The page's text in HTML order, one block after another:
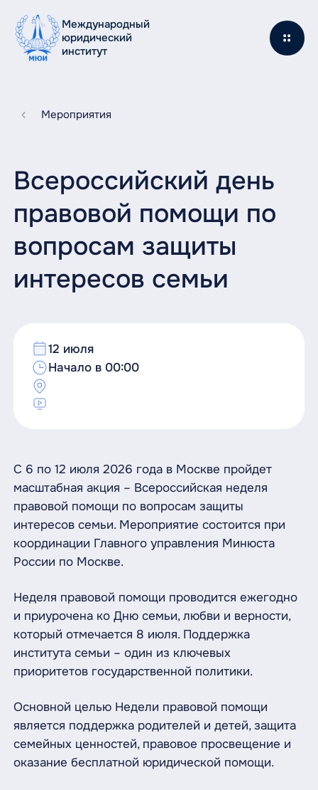
Международный
юридический
институт
Мероприятия
Всероссийский день
правовой помощи по
вопросам защиты
интересов семьи
С 6 по 12 июля 2026 года в Москве пройдет
масштабная акция – Всероссийская неделя
правовой помощи по вопросам защиты
интересов семьи. Мероприятие состоится при
координации Главного управления Минюста
России по Москве.
Неделя правовой помощи проводится ежегодно
и приурочена ко Дню семьи, любви и верности,
который отмечается 8 июля. Поддержка
института семьи – один из ключевых
приоритетов государственной политики.
Основной целью Недели правовой помощи
является поддержка родителей и детей, защита
семейных ценностей, правовое просвещение и
оказание бесплатной юридической помощи.
12 июля
Начало в 00:00